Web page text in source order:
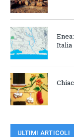
Italia
ULTIMI ARTICOLI